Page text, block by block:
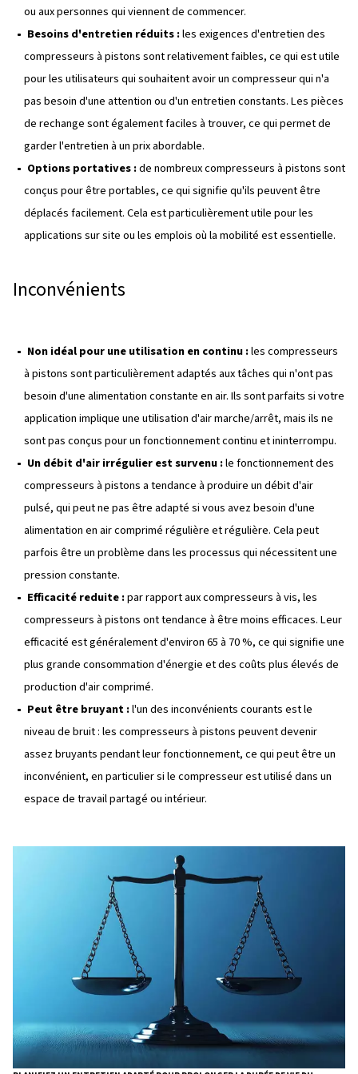
constant d'air comprimé, ce qui rend les compresseurs
pour les industries qui nécessitent une alimentation
interruption.
Depuis leur développement au milieu des années 1900,
compresseurs à vis se sont considérablement
avancées en matière de matériaux et de technologie
plus efficaces et durables. De nombreux compresseurs
modernes sont également équipés d'entraînements à
variable (VSD), ce qui leur permet de régler le débit
de la demande, ce qui permet de réaliser d'importantes
d'énergie.
comprimé fiable et constant est essentiel. Les
arrêts ou entretiens fréquents.
Avantages et inconvénients
compresseurs à pistons
Avantages
Coût initial abordable :si le budget est une
compresseurs à pistons sont souvent une excellente
ils sont généralement plus abordables que les autres
compresseurs. Cela les rend accessibles aux petites
ou aux personnes qui viennent de commencer.
Besoins d'entretien réduits :les exigences
compresseurs à pistons sont relativement faibles, ce
pas besoin d'une attention ou d'un entretien
de rechange sont également faciles à trouver, ce qui
garder l'entretien à un prix abordable.
Options portatives :
de nombreux compresseurs
conçus pour être portables, ce qui signifie qu'ils
déplacés facilement. Cela est particulièrement utile
applications sur site ou les emplois où la mobilité est